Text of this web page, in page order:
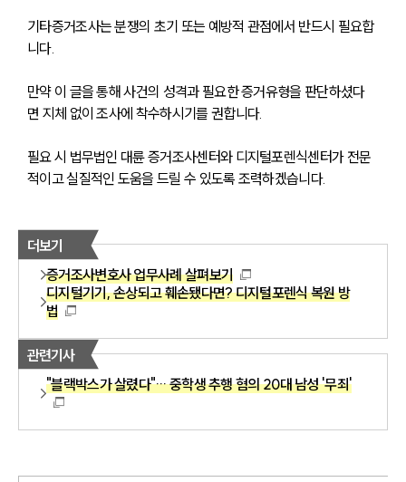
기타증거조사는 분쟁의 초기 또는 예방적 관점에서 반드시 필요합
니다.
만약 이 글을 통해 사건의 성격과 필요한 증거유형을 판단하셨다
면 지체 없이 조사에 착수하시기를 권합니다.
필요 시 법무법인 대륜 증거조사센터와 디지털포렌식센터가 전문
적이고 실질적인 도움을 드릴 수 있도록 조력하겠습니다.
더보기
증거조사변호사 업무사례 살펴보기
디지털기기, 손상되고 훼손됐다면? 디지털포렌식 복원 방
법
관련기사
"블랙박스가 살렸다"… 중학생 추행 혐의 20대 남성 '무죄'